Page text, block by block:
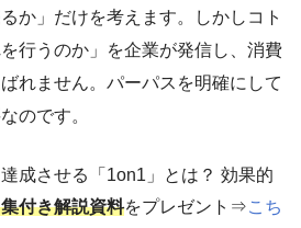
か」だけを考えます。しかしコト
行うのか」を企業が発信し、消費
れません。パーパスを明確にして
のです。
成させる「1on1」とは？ 効果的
付き解説資料をプレゼント⇒こち